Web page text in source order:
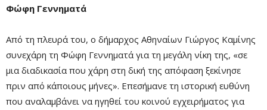
Φώφη Γεννηματά
Από τη πλευρά του, ο δήμαρχος Αθηναίων Γιώργος Καμίνης
συνεχάρη τη Φώφη Γεννηματά για τη μεγάλη νίκη της, «σε
μια διαδικασία που χάρη στη δική της απόφαση ξεκίνησε
πριν από κάποιους μήνες». Επεσήμανε τη ιστορική ευθύνη
που αναλαμβάνει να ηγηθεί του κοινού εγχειρήματος για